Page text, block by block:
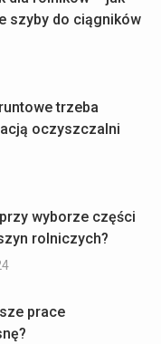
szyby do ciągników
trzeba
oczyszczalni
wyborze części
rolniczych?
prace